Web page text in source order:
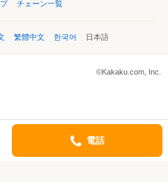
チェーン一覧
繁體中文 한국어 日本語
©Kakaku.com, Inc.
電話